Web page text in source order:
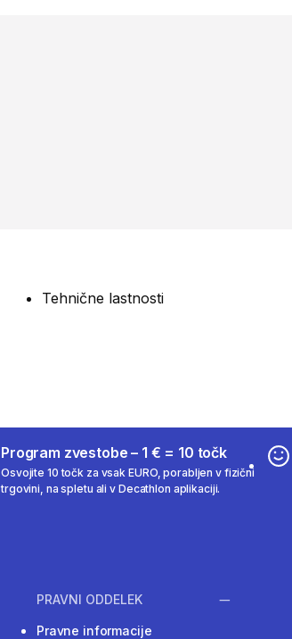
Tehnične lastnosti
Program zvestobe – 1 € = 10 točk
Osvojite 10 točk za vsak EURO, porabljen v fizični
trgovini, na spletu ali v Decathlon aplikaciji.
PRAVNI ODDELEK
Pravne informacije